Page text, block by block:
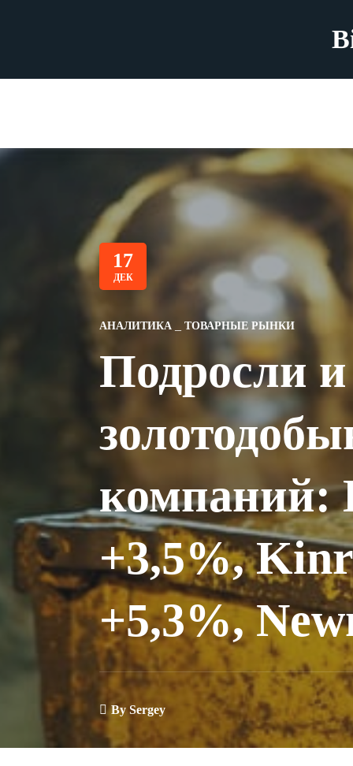
17
ДЕК
АНАЛИТИКА ТОВАРНЫЕ РЫНКИ
Подросли
компаний:
+3,5%,
+5,3%,
By Sergey